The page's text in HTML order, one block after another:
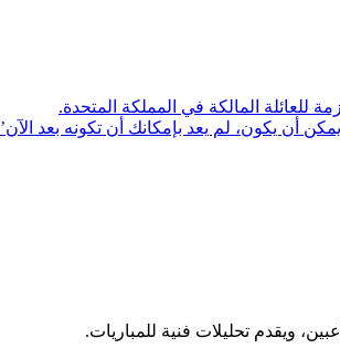
للعائلة المالكة في المملكة المتحدة.
أن يكون، لم يعد بإمكانك أن تكونه بعد الآن’
ويقدم تحليلات فنية للمباريات.